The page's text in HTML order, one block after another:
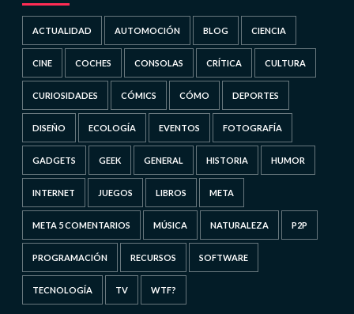
ACTUALIDAD AUTOMOCIÓN BLOG CIENCIA
CINE COCHES CONSOLAS CRÍTICA CULTURA
CURIOSIDADES CÓMICS CÓMO DEPORTES
DISEÑO ECOLOGÍA EVENTOS FOTOGRAFÍA
GADGETS GEEK GENERAL HISTORIA HUMOR
INTERNET JUEGOS LIBROS META
META 5 COMENTARIOS MÚSICA NATURALEZA P2P
PROGRAMACIÓN RECURSOS SOFTWARE
TECNOLOGÍA TV WTF?